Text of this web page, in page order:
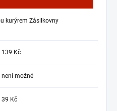
kurýrem Zásilkovny
139 Kč
není možné
39 Kč